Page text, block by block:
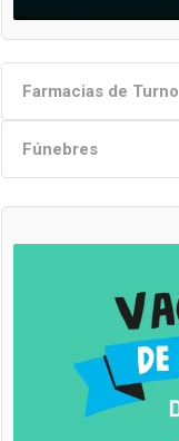
Farmacias de Turno
Fúnebres